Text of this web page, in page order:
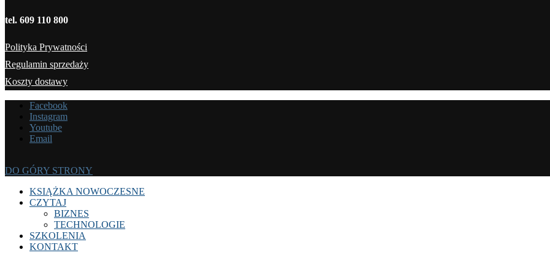
tel. 609 110 800
Polityka Prywatności
Regulamin sprzedaży
Koszty dostawy
Facebook
Instagram
Youtube
Email
DO GÓRY STRONY
KSIĄŻKA NOWOCZESNE
CZYTAJ
BIZNES
TECHNOLOGIE
SZKOLENIA
KONTAKT